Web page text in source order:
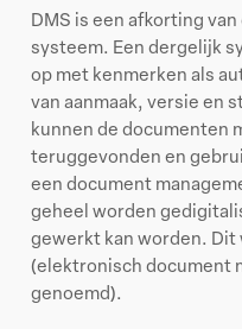
DMS is een afkorting van
systeem. Een dergelijk
op met kenmerken als
van aanmaak, versie en
kunnen de documenten
teruggevonden en
een document manage
geheel worden
gewerkt kan worden. Dit
(elektronisch document
genoemd).